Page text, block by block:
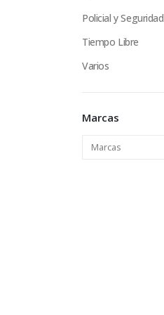
Policial y Seguridad
Tiempo Libre
Varios
Marcas